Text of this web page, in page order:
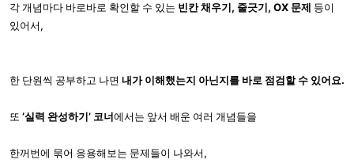
각 개념마다 바로바로 확인할 수 있는 빈칸 채우기, 줄긋기, OX 문제 등이
있어서,
한 단원씩 공부하고 나면 내가 이해했는지 아닌지를 바로 점검할 수 있어요.
또 ‘실력 완성하기’ 코너에서는 앞서 배운 여러 개념들을
한꺼번에 묶어 응용해보는 문제들이 나와서,